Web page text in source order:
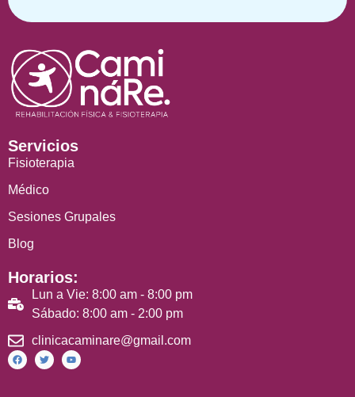
Servicios
Fisioterapia
Médico
Sesiones Grupales
Blog
Horarios:
Lun a Vie: 8:00 am - 8:00 pm
Sábado: 8:00 am - 2:00 pm
clinicacaminare@gmail.com